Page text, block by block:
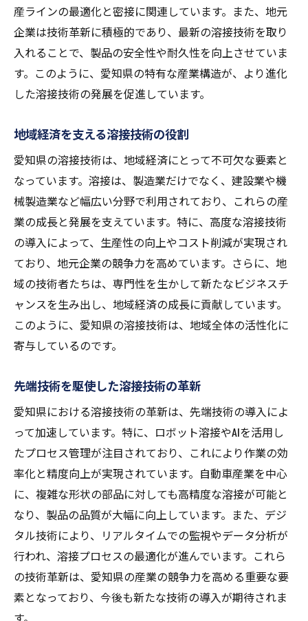
企業間連携による技術開発の取り組み
イノベーションを生む溶接技術の展望
研究機関と連携した溶接技術の発展の軌跡
大学と産業界の共同研究の成果
溶接技術研究への支援とその効果
研究機関がもたらす技術的ブレークスルー
産学官連携による技術開発の現状
実践的技術教育と労働力の育成
研究成果が実用化されるまでのプロセス
愛知県の未来を見据えた溶接技術者の育成
次世代の溶接技術者育成プログラム
技術者教育における最新の取り組み
産業界で求められるスキルセット
実践的な教育環境とその成果
若手技術者の成長を支えるキャリアパス
産ラインの最適化と密接に関連しています。また、地元
企業は技術革新に積極的であり、最新の溶接技術を取り
入れることで、製品の安全性や耐久性を向上させていま
す。このように、愛知県の特有な産業構造が、より進化
した溶接技術の発展を促進しています。
地域経済を支える溶接技術の役割
愛知県の溶接技術は、地域経済にとって不可欠な要素と
なっています。溶接は、製造業だけでなく、建設業や機
械製造業など幅広い分野で利用されており、これらの産
業の成長と発展を支えています。特に、高度な溶接技術
の導入によって、生産性の向上やコスト削減が実現され
ており、地元企業の競争力を高めています。さらに、地
域の技術者たちは、専門性を生かして新たなビジネスチ
ャンスを生み出し、地域経済の成長に貢献しています。
このように、愛知県の溶接技術は、地域全体の活性化に
寄与しているのです。
先端技術を駆使した溶接技術の革新
愛知県における溶接技術の革新は、先端技術の導入によ
って加速しています。特に、ロボット溶接やAIを活用し
たプロセス管理が注目されており、これにより作業の効
率化と精度向上が実現されています。自動車産業を中心
に、複雑な形状の部品に対しても高精度な溶接が可能と
なり、製品の品質が大幅に向上しています。また、デジ
タル技術により、リアルタイムでの監視やデータ分析が
行われ、溶接プロセスの最適化が進んでいます。これら
の技術革新は、愛知県の産業の競争力を高める重要な要
素となっており、今後も新たな技術の導入が期待されま